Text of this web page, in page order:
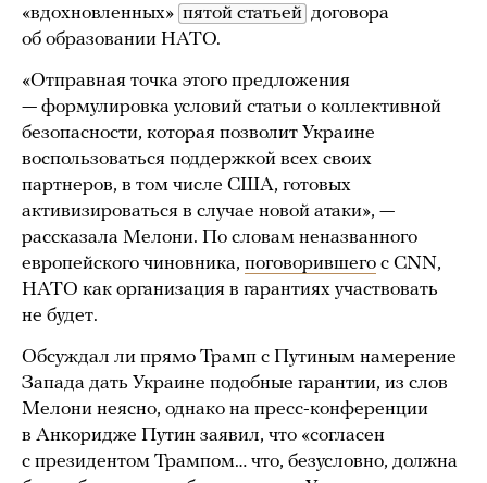
«вдохновленных» пятой статьей договора
об образовании НАТО.
«Отправная точка этого предложения
— формулировка условий статьи о коллективной
безопасности, которая позволит Украине
воспользоваться поддержкой всех своих
партнеров, в том числе США, готовых
активизироваться в случае новой атаки», —
рассказала Мелони. По словам неназванного
европейского чиновника, поговорившего с CNN,
НАТО как организация в гарантиях участвовать
не будет.
Обсуждал ли прямо Трамп с Путиным намерение
Запада дать Украине подобные гарантии, из слов
Мелони неясно, однако на пресс-конференции
в Анкоридже Путин заявил, что «согласен
с президентом Трампом… что, безусловно, должна